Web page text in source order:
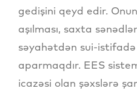
gedişini qeyd edir.
aşılması, saxta
səyahətdən sui-
aparmaqdır. EES
icazəsi olan şəxslərə